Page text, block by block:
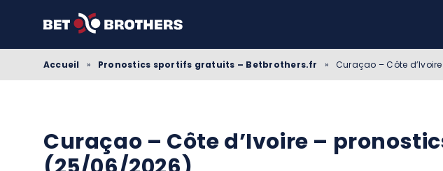
Accueil » Pronostics sportifs gratuits – Betbrothers.fr » Curaçao – Côte
Curaçao – Côte d’Ivoire –